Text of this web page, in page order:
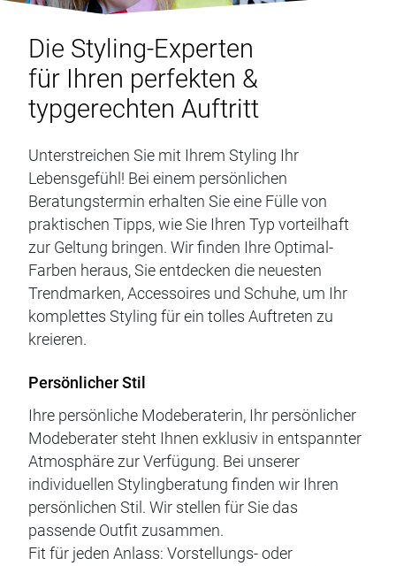
Die Styling-Experten
für Ihren perfekten &
typgerechten Auftritt
Unterstreichen Sie mit Ihrem Styling Ihr
Lebensgefühl! Bei einem persönlichen
Beratungstermin erhalten Sie eine Fülle von
praktischen Tipps, wie Sie Ihren Typ vorteilhaft
zur Geltung bringen. Wir finden Ihre Optimal-
Farben heraus, Sie entdecken die neuesten
Trendmarken, Accessoires und Schuhe, um Ihr
komplettes Styling für ein tolles Auftreten zu
kreieren.
Persönlicher Stil
Ihre persönliche Modeberaterin, Ihr persönlicher
Modeberater steht Ihnen exklusiv in entspannter
Atmosphäre zur Verfügung. Bei unserer
individuellen Stylingberatung finden wir Ihren
persönlichen Stil. Wir stellen für Sie das
passende Outfit zusammen.
Fit für jeden Anlass: Vorstellungs- oder